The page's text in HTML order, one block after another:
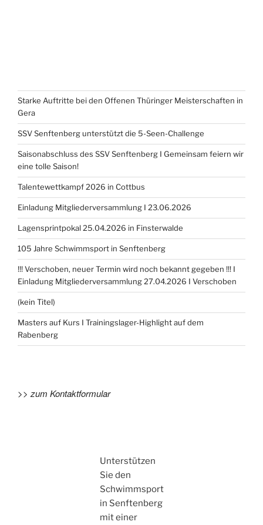
Starke Auftritte bei den Offenen Thüringer Meisterschaften in
Gera
SSV Senftenberg unterstützt die 5-Seen-Challenge
Saisonabschluss des SSV Senftenberg I Gemeinsam feiern wir
eine tolle Saison!
Talentewettkampf 2026 in Cottbus
Einladung Mitgliederversammlung I 23.06.2026
Lagensprintpokal 25.04.2026 in Finsterwalde
105 Jahre Schwimmsport in Senftenberg
!!! Verschoben, neuer Termin wird noch bekannt gegeben !!! I
Einladung Mitgliederversammlung 27.04.2026 I Verschoben
(kein Titel)
Masters auf Kurs I Trainingslager-Highlight auf dem
Rabenberg
>> zum Kontaktformular
Unterstützen
Sie den
Schwimmsport
in Senftenberg
mit einer